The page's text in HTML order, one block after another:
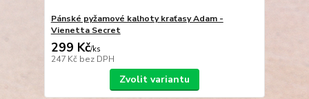
Pánské pyžamové kalhoty kraťasy Adam -
Vienetta Secret
299 Kč/ks
247 Kč bez DPH
Zvolit variantu